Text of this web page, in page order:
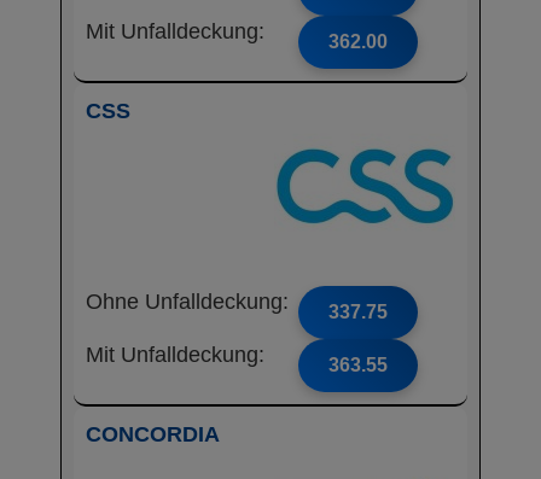
Mit Unfalldeckung: 362.00
CSS
Ohne Unfalldeckung: 337.75
Mit Unfalldeckung: 363.55
CONCORDIA